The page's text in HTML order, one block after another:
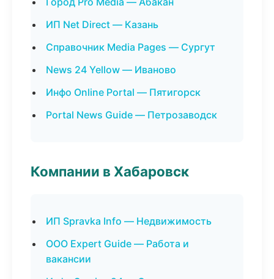
ИП Net Direct — Казань
Справочник Media Pages — Сургут
News 24 Yellow — Иваново
Инфо Online Portal — Пятигорск
Portal News Guide — Петрозаводск
Компании в Хабаровск
ИП Spravka Info — Недвижимость
ООО Expert Guide — Работа и
вакансии